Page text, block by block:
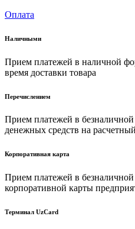
Оплата
Наличными
Прием платежей в наличной
время доставки товара
Перечислением
Прием платежей в
денежных средств на
Корпоративная карта
Прием платежей в
корпоративной карты
Терминал UzCard